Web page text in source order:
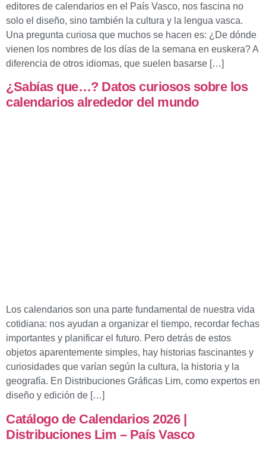
editores de calendarios en el País Vasco, nos fascina no
solo el diseño, sino también la cultura y la lengua vasca.
Una pregunta curiosa que muchos se hacen es: ¿De dónde
vienen los nombres de los días de la semana en euskera? A
diferencia de otros idiomas, que suelen basarse […]
¿Sabías que…? Datos curiosos sobre los
calendarios alrededor del mundo
Los calendarios son una parte fundamental de nuestra vida
cotidiana: nos ayudan a organizar el tiempo, recordar fechas
importantes y planificar el futuro. Pero detrás de estos
objetos aparentemente simples, hay historias fascinantes y
curiosidades que varían según la cultura, la historia y la
geografía. En Distribuciones Gráficas Lim, como expertos en
diseño y edición de […]
Catálogo de Calendarios 2026 |
Distribuciones Lim – País Vasco